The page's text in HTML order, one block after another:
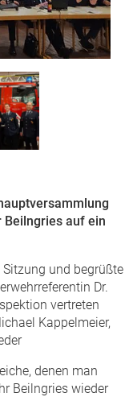
Beilngries auf ein
und begrüßte
Dr.
vertreten
Kappelmeier,
denen man
Beilngries wieder